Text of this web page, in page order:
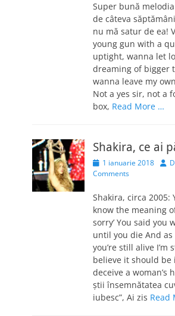
Super bună
de câteva
nu mă satur de ea!
young gun with a
uptight, wanna let
dreaming of bigger
wanna leave my
Not a yes sir, not a
box, Read More …
Shakira, ce ai
Posted
on
1 ianuarie 2018
Comments
Shakira, circa 2005:
know the meaning
sorry’ You said you
until you die And as
you’re still alive I’m
believe it should be
deceive a woman’s
știi însemnătatea
iubesc”, Ai zis Read